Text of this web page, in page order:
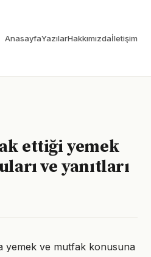
AnasayfaYazılarHakkımızdaİletişim
ettiği yemek
ve yanıtları
yemek ve mutfak konusuna